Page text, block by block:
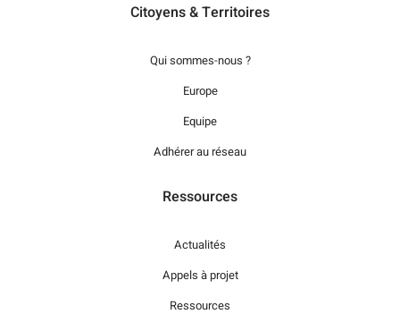
Citoyens & Territoires
Qui sommes-nous ?
Europe
Equipe
Adhérer au réseau
Ressources
Actualités
Appels à projet
Ressources